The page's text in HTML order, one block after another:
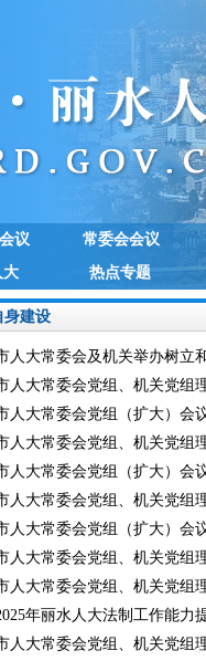
议
常委会会议
大 热点专题
身建设
人大常委会及机关举办树立
人大常委会党组、机关党组
人大常委会党组（扩大）会
人大常委会党组、机关党组
人大常委会党组（扩大）会
人大常委会党组、机关党组
人大常委会党组（扩大）会
人大常委会党组、机关党组
人大常委会党组、机关党组
年丽水人大法制工作能力
人大常委会党组、机关党组